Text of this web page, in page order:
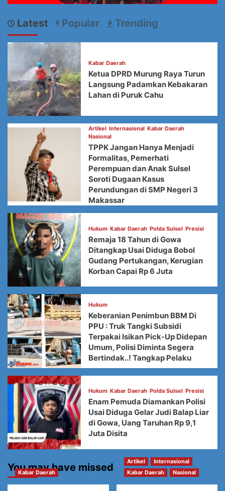
Latest Popular Trending
Kabar Daerah
Ketua DPRD Murung Raya Turun
Langsung Padamkan Kebakaran
Lahan di Puruk Cahu
Artikel Internasional Kabar Daerah
Nasional
TPPK Jangan Hanya Menjadi
Formalitas, Pemerhati
Perempuan dan Anak Sulsel
Soroti Dugaan Kasus
Perundungan di SMP Negeri 3
Makassar
Hukum Kabar Daerah Polda Sulsel Presisi
Remaja 18 Tahun di Gowa
Ditangkap Usai Diduga Bobol
Gudang Pertukangan, Kerugian
Korban Capai Rp 6 Juta
Hukum
Keberanian Penimbun BBM Di
PPU : Truk Tangki Subsidi
Terpakai Isikan Pick-Up Didepan
Umum, Polisi Diminta Segera
Bertindak..! Tangkap Pelaku
Hukum Kabar Daerah Polda Sulsel Presisi
Enam Pemuda Diamankan Polisi
Usai Diduga Gelar Judi Balap Liar
di Gowa, Uang Taruhan Rp 9,1
Juta Disita
You may have missed
Kabar Daerah
Artikel
Internasional
Kabar Daerah
Nasional